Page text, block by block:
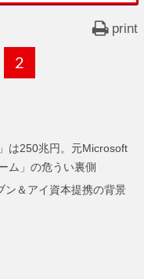
print
,
固
ー
ジ
2
は250兆円。元Microsoft
ム」の危うい裏側
ン＆アイ資本提携の背景